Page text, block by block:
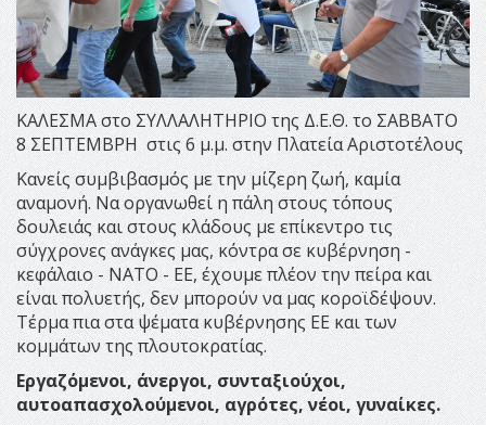
ΚΑΛΕΣΜΑ στο ΣΥΛΛΑΛΗΤΗΡΙΟ της Δ.Ε.Θ. το ΣΑΒΒΑΤΟ
8 ΣΕΠΤΕΜΒΡΗ στις 6 μ.μ. στην Πλατεία Αριστοτέλους
Κανείς συμβιβασμός με την μίζερη ζωή, καμία
αναμονή. Να οργανωθεί η πάλη στους τόπους
δουλειάς και στους κλάδους με επίκεντρο τις
σύγχρονες ανάγκες μας, κόντρα σε κυβέρνηση -
κεφάλαιο - ΝΑΤΟ - ΕΕ, έχουμε πλέον την πείρα και
είναι πολυετής, δεν μπορούν να μας κοροϊδέψουν.
Τέρμα πια στα ψέματα κυβέρνησης ΕΕ και των
κομμάτων της πλουτοκρατίας.
Εργαζόμενοι, άνεργοι, συνταξιούχοι,
αυτοαπασχολούμενοι, αγρότες, νέοι, γυναίκες.